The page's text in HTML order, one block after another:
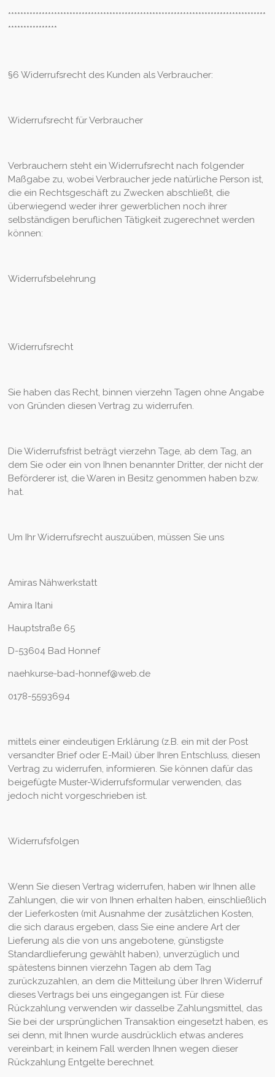
************************************************************************************
****************
§6 Widerrufsrecht des Kunden als Verbraucher:
Widerrufsrecht für Verbraucher
Verbrauchern steht ein Widerrufsrecht nach folgender
Maßgabe zu, wobei Verbraucher jede natürliche Person ist,
die ein Rechtsgeschäft zu Zwecken abschließt, die
überwiegend weder ihrer gewerblichen noch ihrer
selbständigen beruflichen Tätigkeit zugerechnet werden
können:
Widerrufsbelehrung
Widerrufsrecht
Sie haben das Recht, binnen vierzehn Tagen ohne Angabe
von Gründen diesen Vertrag zu widerrufen.
Die Widerrufsfrist beträgt vierzehn Tage, ab dem Tag, an
dem Sie oder ein von Ihnen benannter Dritter, der nicht der
Beförderer ist, die Waren in Besitz genommen haben bzw.
hat.
Um Ihr Widerrufsrecht auszuüben, müssen Sie uns
Amiras Nähwerkstatt
Amira Itani
Hauptstraße 65
D-53604 Bad Honnef
naehkurse-bad-honnef@web.de
0178-5593694
mittels einer eindeutigen Erklärung (z.B. ein mit der Post
versandter Brief oder E-Mail) über Ihren Entschluss, diesen
Vertrag zu widerrufen, informieren. Sie können dafür das
beigefügte Muster-Widerrufsformular verwenden, das
jedoch nicht vorgeschrieben ist.
Widerrufsfolgen
Wenn Sie diesen Vertrag widerrufen, haben wir Ihnen alle
Zahlungen, die wir von Ihnen erhalten haben, einschließlich
der Lieferkosten (mit Ausnahme der zusätzlichen Kosten,
die sich daraus ergeben, dass Sie eine andere Art der
Lieferung als die von uns angebotene, günstigste
Standardlieferung gewählt haben), unverzüglich und
spätestens binnen vierzehn Tagen ab dem Tag
zurückzuzahlen, an dem die Mitteilung über Ihren Widerruf
dieses Vertrags bei uns eingegangen ist. Für diese
Rückzahlung verwenden wir dasselbe Zahlungsmittel, das
Sie bei der ursprünglichen Transaktion eingesetzt haben, es
sei denn, mit Ihnen wurde ausdrücklich etwas anderes
vereinbart; in keinem Fall werden Ihnen wegen dieser
Rückzahlung Entgelte berechnet.